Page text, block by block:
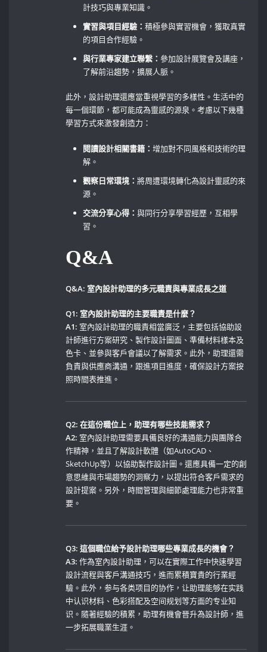
計技巧與專業知識。
實習與項目經驗：積極參與實習機會，獲取真實
的項目合作經驗。
與行業專家建立聯繫：參加設計展覽會及講座，
了解前沿趨勢，擴展人脈。
此外，設計助理還應當重視學習的多樣性。生活中的
每一個環節，都可能成為靈感的源泉。考慮以下幾種
學習方式來激發創造力：
閱讀設計相關書籍：增加對不同風格和技術的理
解。
觀察日常環境：將周遭環境轉化為設計靈感的來
源。
交流分享心得：與同行分享學習經歷，互相學
習。
Q&A
Q&A: 室內設計助理的多元職責與專業成長之道
Q1: 室內設計助理的主要職責是什麼？
A1: 室內設計助理的職責相當廣泛，主要包括協助設
計師進行方案研究、製作設計圖面、準備材料樣本及
色卡、並參與客戶會議以了解需求。此外，助理還需
負責與供應商溝通，跟進項目進度，確保設計方案按
照時間表推進。
Q2:‌ 在這份職位上，助理有哪些技能需求？
A2: ‌室內設計助理需要具備良好的溝通能力與團隊合
作精神，並且了解設計軟體（如AutoCAD、
SketchUp等）以協助製作設計圖。還應具備一定的創
意思維與市場趨勢的洞察力，以提出符合客戶需求的
設計提案。另外，時間管理與細節處理能力也非常重
要。
Q3: 這個職位給予設計助理哪些專業成長的機會？
A3: 作為室內設計助理，可以在實際工作中快速學習
設計流程與客戶溝通技巧，進而累積寶貴的行業經
驗。此外，参与各类项目的协作，让助理能够在实践
中认识材料、色彩搭配及空间规划等方面的专业知
识。隨著經驗的積累，助理有機會晉升為設計師，進
一步拓展職業生涯。